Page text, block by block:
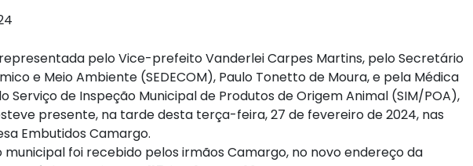
pelo Vice-prefeito Vanderlei Carpes Martins, pelo Secretário
e Meio Ambiente (SEDECOM), Paulo Tonetto de Moura, e pela Médica
Serviço de Inspeção Municipal de Produtos de Origem Animal (SIM/POA),
presente, na tarde desta terça-feira, 27 de fevereiro de 2024, nas
Embutidos Camargo.
municipal foi recebido pelos irmãos Camargo, no novo endereço da